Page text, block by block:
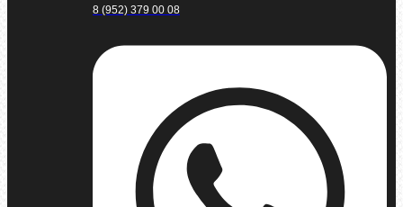
8 (952) 379 00 08